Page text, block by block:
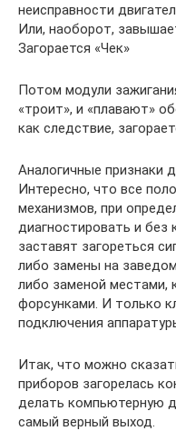
неисправности
Или, наоборот,
Загорается «Чек»
Потом модули
«троит», и «плавают»
как следствие,
Аналогичные признаки
Интересно, что все
механизмов, при
диагностировать и
заставят загореться
либо замены на
либо заменой местами,
форсунками. И только
подключения
Итак, что можно
приборов загорелась
делать компьютерную
самый верный выход.